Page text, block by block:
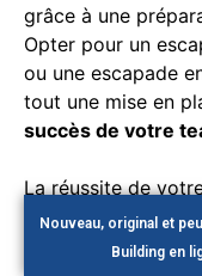
grâce à une
Opter pour un
ou une escapade
tout une mise en
succès de votre
La réussite de
la clarté avec
Quelles
Nouveau, original et
Building en